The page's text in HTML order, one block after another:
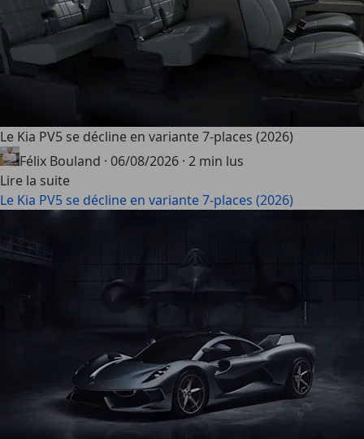
Le Kia PV5 se décline en variante 7-places (2026)
Félix Bouland · 06/08/2026 · 2 min lus
Lire la suite
Le Kia PV5 se décline en variante 7-places (2026)